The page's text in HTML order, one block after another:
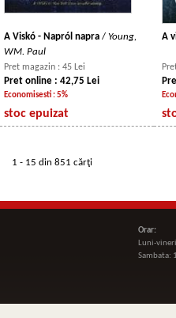
A Viskó - Napról napra / Young,
WM. Paul
A
Pret magazin : 45 Lei
Pret online : 42,75 Lei
Economisesti : 5%
stoc epuizat
1 - 15 din 851 cărţi
Orar:
Luni-
Sambata: